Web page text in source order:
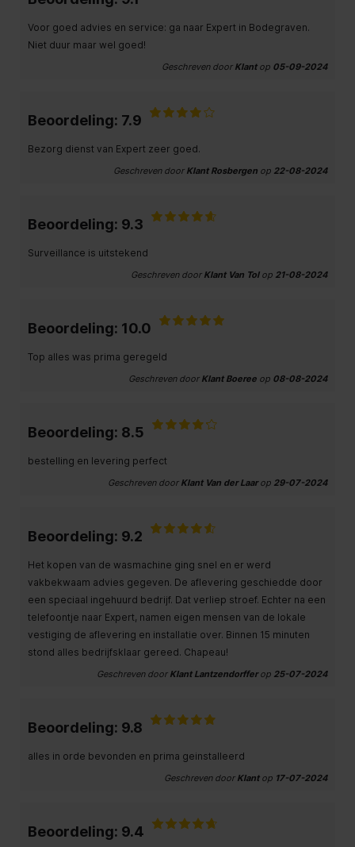
Voor goed advies en service: ga naar Expert in Bodegraven.
Niet duur maar wel goed!
Geschreven door Klantop 05-09-2024
Beoordeling: 7.9
Bezorg dienst van Expert zeer goed.
Geschreven door Klant Rosbergen op 22-08-2024
Beoordeling: 9.3
Surveillance is uitstekend
Geschreven door Klant Van Tolop 21-08-2024
Beoordeling: 10.0
Top alles was prima geregeld
Geschreven door Klant Boeree op 08-08-2024
Beoordeling: 8.5
bestelling en levering perfect
Geschreven door Klant Van der Laarop 29-07-2024
Beoordeling: 9.2
Het kopen van de wasmachine ging snel en er werd
vakbekwaam advies gegeven. De aflevering geschiedde door
een speciaal ingehuurd bedrijf. Dat verliep stroef. Echter na een
telefoontje naar Expert, namen eigen mensen van de lokale
vestiging de aflevering en installatie over. Binnen 15 minuten
stond alles bedrijfsklaar gereed. Chapeau!
Geschreven door Klant Lantzendorfferop 25-07-2024
Beoordeling: 9.8
alles in orde bevonden en prima geinstalleerd
Geschreven door Klantop 17-07-2024
Beoordeling: 9.4